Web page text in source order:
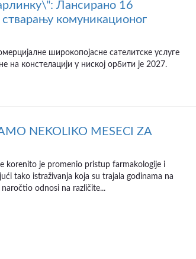
Лансирано 16
стварању комуникационог
широкопојасне сателитске услуге
на констелацији у ниској орбити је 2027.
NEKOLIKO MESECI ZA
korenito je promenio pristup farmakologije i
tako istraživanja koja su trajala godinama na
odnosi na različite...